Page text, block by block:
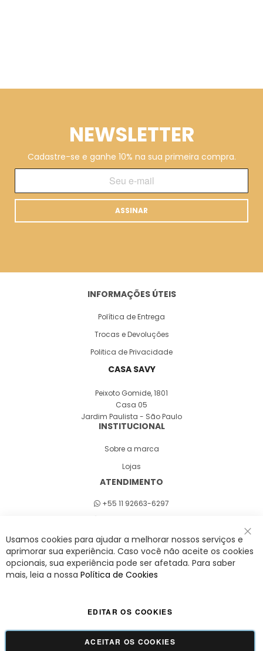
NEWSLETTER
Cadastre-se e ganhe 10% na sua primeira compra.
ASSINAR
INFORMAÇÕES ÚTEIS
Política de Entrega
Trocas e Devoluções
Politica de Privacidade
CASA SAVY
Peixoto Gomide, 1801
Casa 05
Jardim Paulista - São Paulo
INSTITUCIONAL
Sobre a marca
Lojas
ATENDIMENTO
+55 11 92663-6297
A Savy é uma lifestyle brand. Uma marca que promove fluidez para viver
o agora com leveza, cor e estilo.
GUADALUPE COMERCIO LTDA - 42.509.755/0001-66 | Tecnologia e Design:
Usamos cookies para ajudar a melhorar nossos serviços e
aprimorar sua experiência. Caso você não aceite os cookies
opcionais, sua experiência pode ser afetada. Para saber
mais, leia a nossa Política de Cookies
ACEITAR OS COOKIES
EDITAR OS COOKIES